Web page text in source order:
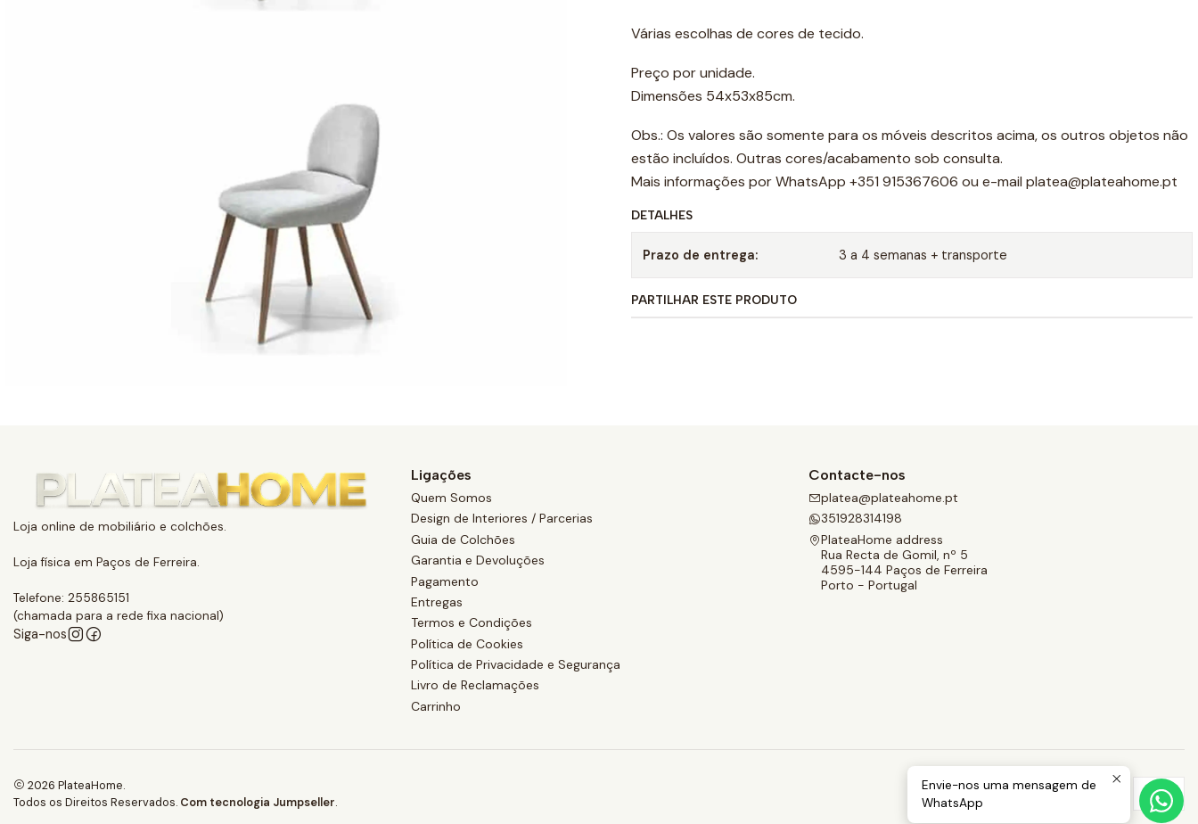
Várias escolhas de cores de tecido.
Preço por unidade.
Dimensões 54x53x85cm.
Obs.: Os valores são somente para os móveis descritos acima, os outros objetos não
estão incluídos. Outras cores/acabamento sob consulta.
Mais informações por WhatsApp +351 915367606 ou e-mail platea@plateahome.pt
DETALHES
Prazo de entrega: 3 a 4 semanas + transporte
PARTILHAR ESTE PRODUTO
Loja online de mobiliário e colchões.
Loja física em Paços de Ferreira.
Telefone: 255865151
(chamada para a rede fixa nacional)
Siga-nos
Ligações
Quem Somos
Design de Interiores / Parcerias
Guia de Colchões
Garantia e Devoluções
Pagamento
Entregas
Termos e Condições
Política de Cookies
Política de Privacidade e Segurança
Livro de Reclamações
Carrinho
Contacte-nos
platea@plateahome.pt
351928314198
PlateaHome address
Rua Recta de Gomil, nº 5
4595-144 Paços de Ferreira
Porto - Portugal
2026 PlateaHome.
Todos os Direitos Reservados. Com tecnologia Jumpseller.
Envie-nos uma mensagem de
WhatsApp